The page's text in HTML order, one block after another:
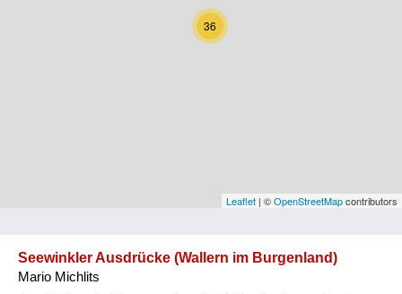
Niederösterreich
Oberösterreich
Vorarlberg
36
Leaflet | ©OpenStreetMapcontributors
Seewinkler Ausdrücke (Wallern im Burgenland)
Mario Michlits